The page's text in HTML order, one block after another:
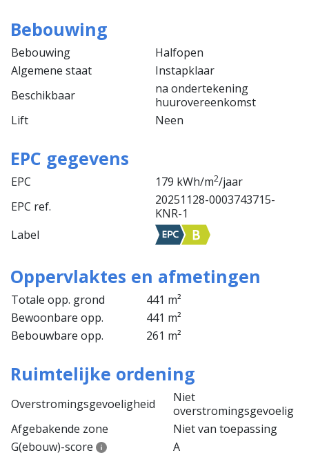
Bebouwing
Bebouwing
Halfopen
Algemene staat
Instapklaar
Beschikbaar
na ondertekening
huurovereenkomst
Lift
Neen
EPC gegevens
EPC 179 kWh/m2/jaar
EPC ref.
20251128-0003743715-
KNR-1
Label
Oppervlaktes en afmetingen
Totale opp. grond
441 m²
Bewoonbare opp.
441 m²
Bebouwbare opp.
261 m²
Ruimtelijke ordening
Overstromingsgevoeligheid
Niet
overstromingsgevoelig
Afgebakende zone
Niet van toepassing
G(ebouw)-score
A